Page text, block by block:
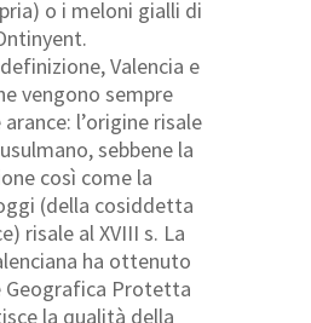
o i meloni gialli di
Valencia e
vengono sempre
l’origine risale
sebbene la
così come la
(della cosiddetta
risale al XVIII s. La
ha ottenuto
Geografica Protetta
la qualità della